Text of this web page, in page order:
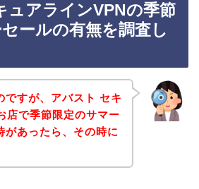
ュアラインVPNの季節
ールの有無を調査し
ですが、アバスト セキ
店で季節限定のサマー
があったら、その時に